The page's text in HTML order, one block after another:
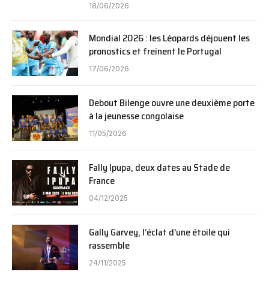
18/06/2026
Mondial 2026 : les Léopards déjouent les
pronostics et freinent le Portugal
17/06/2026
Debout Bilenge ouvre une deuxième porte
à la jeunesse congolaise
11/05/2026
Fally Ipupa, deux dates au Stade de
France
04/12/2025
Gally Garvey, l’éclat d’une étoile qui
rassemble
24/11/2025